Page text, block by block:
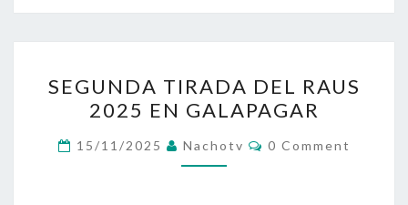
TIRADA
DEL
RAUS
2025
SEGUNDA TIRADA DEL RAUS
2025 EN GALAPAGAR
15/11/2025 Nachotv Comments
0 Comment